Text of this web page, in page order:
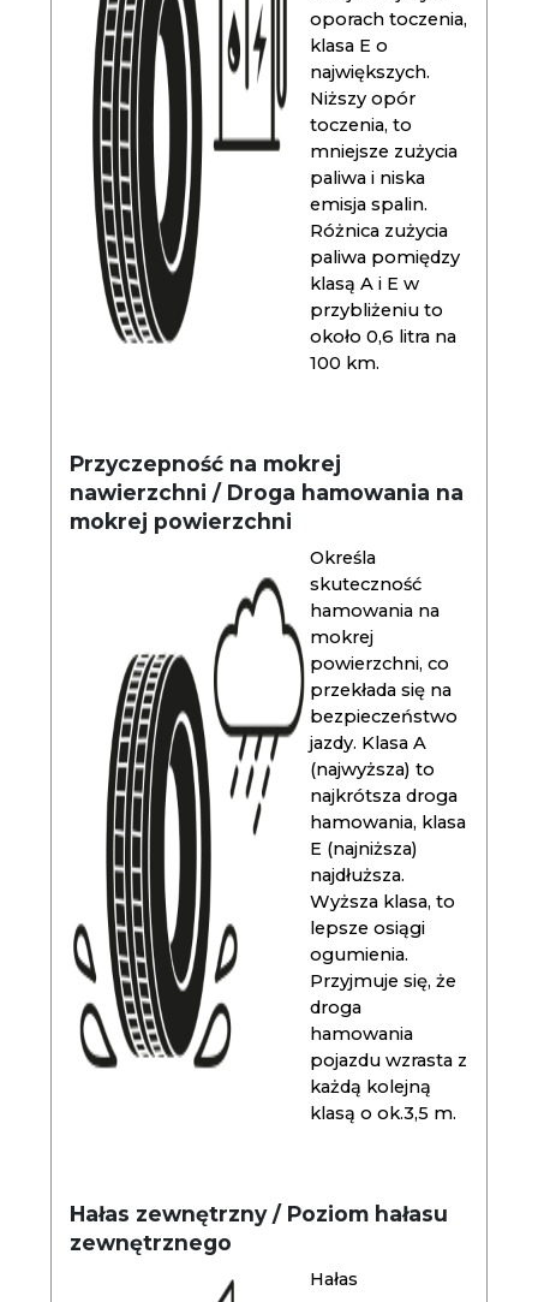
oporach toczenia,
klasa E o
największych.
Niższy opór
toczenia, to
mniejsze zużycia
paliwa i niska
emisja spalin.
Różnica zużycia
paliwa pomiędzy
klasą A i E w
przybliżeniu to
około 0,6 litra na
100 km.
Przyczepność na mokrej
nawierzchni / Droga hamowania na
mokrej powierzchni
Określa
skuteczność
hamowania na
mokrej
powierzchni, co
przekłada się na
bezpieczeństwo
jazdy. Klasa A
(najwyższa) to
najkrótsza droga
hamowania, klasa
E (najniższa)
najdłuższa.
Wyższa klasa, to
lepsze osiągi
ogumienia.
Przyjmuje się, że
droga
hamowania
pojazdu wzrasta z
każdą kolejną
klasą o ok.3,5 m.
Hałas zewnętrzny / Poziom hałasu
zewnętrznego
Hałas